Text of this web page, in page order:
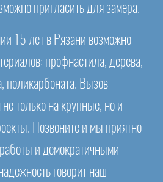
пригласить для замера.
15 лет в Рязани возможно
профнастила, дерева,
поликарбоната. Вызов
только на крупные, но и
Позвоните и мы приятно
и демократичными
говорит наш